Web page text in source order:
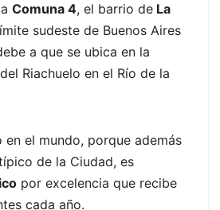
Comuna 4, el barrio de La
sudeste de Buenos Aires
a que se ubica en la
Riachuelo en el Río de la
en el mundo, porque además
de la Ciudad, es
por excelencia que recibe
cada año.